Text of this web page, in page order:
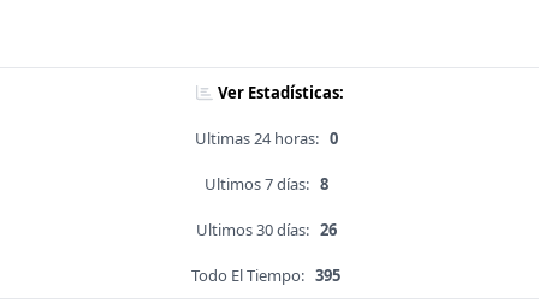
Ver Estadísticas:
Ultimas 24 horas: 0
Ultimos 7 días: 8
Ultimos 30 días: 26
Todo El Tiempo: 395